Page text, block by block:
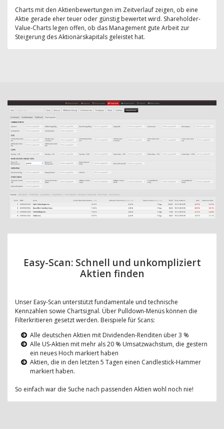
Charts mit den Aktienbewertungen im Zeitverlauf zeigen, ob eine
Aktie gerade eher teuer oder günstig bewertet wird. Shareholder-
Value-Charts legen offen, ob das Management gute Arbeit zur
Steigerung des Aktionärskapitals geleistet hat.
Easy-Scan: Schnell und unkompliziert
Aktien finden
Unser Easy-Scan unterstützt fundamentale und technische
Kennzahlen sowie Chartsignal. Über Pulldown-Menüs können die
Filterkritieren gesetzt werden. Beispiele für Scans:
Alle deutschen Aktien mit Dividenden-Renditen über 3 %
Alle US-Aktien mit mehr als 20 % Umsatzwachstum, die gestern
ein neues Hoch markiert haben
Aktien, die in den letzten 5 Tagen einen Candlestick-Hammer
markiert haben.
So einfach war die Suche nach passenden Aktien wohl noch nie!